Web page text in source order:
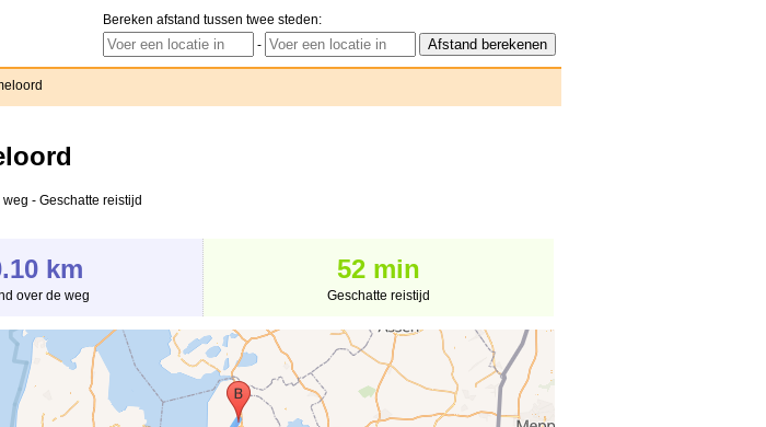
Bereken afstand tussen twee steden:
-
- Geschatte reistijd
km
over de weg
52 min
Geschatte reistijd